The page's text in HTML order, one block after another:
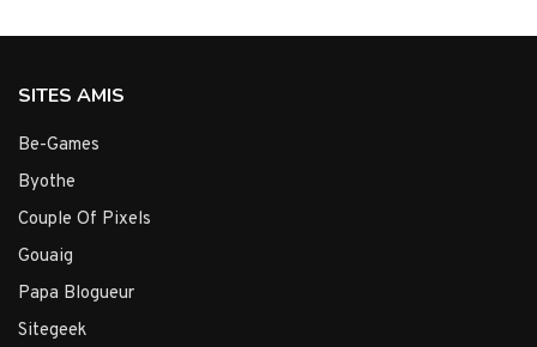
SITES AMIS
Be-Games
Byothe
Couple Of Pixels
Gouaig
Papa Blogueur
Sitegeek